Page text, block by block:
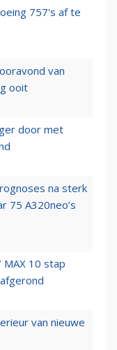
757's af te
van
ooit
door met
na sterk
75 A320neo’s
10 stap
van nieuwe